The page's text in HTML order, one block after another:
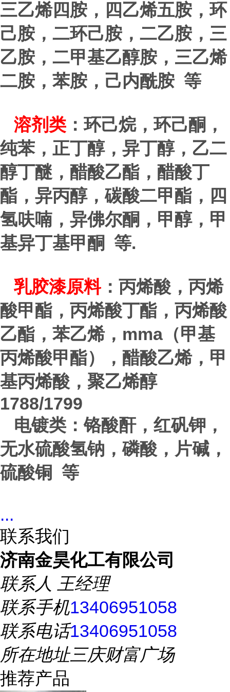
三乙烯四胺，四乙烯五胺，环
己胺，二环己胺，二乙胺，三
乙胺，二甲基乙醇胺，三乙烯
二胺，苯胺，己内酰胺 等
溶剂类 ：环己烷，环己酮，
纯苯，正丁醇，异丁醇，乙二
醇丁醚，醋酸乙酯，醋酸丁
酯，异丙醇，碳酸二甲酯，四
氢呋喃，异佛尔酮，甲醇，甲
基异丁基甲酮 等.
乳胶漆原料 ：丙烯酸，丙烯
酸甲酯，丙烯酸丁酯，丙烯酸
乙酯，苯乙烯， mma （甲基
丙烯酸甲酯），醋酸乙烯，甲
基丙烯酸，聚乙烯醇
1788/1799
电镀类：铬酸酐，红矾钾，
无水硫酸氢钠，磷酸，片碱，
硫酸铜 等
...
联系我们
济南金昊化工有限公司
联系人 王经理
联系手机13406951058
联系电话13406951058
所在地址三庆财富广场
推荐产品